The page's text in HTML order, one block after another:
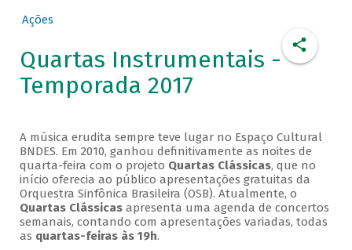
Ações
Quartas Instrumentais -
Temporada 2017
A música erudita sempre teve lugar no Espaço Cultural
BNDES. Em 2010, ganhou definitivamente as noites de
quarta-feira com o projeto Quartas Clássicas, que no
início oferecia ao público apresentações gratuitas da
Orquestra Sinfônica Brasileira (OSB). Atualmente, o
Quartas Clássicasapresenta uma agenda de concertos
semanais, contando com apresentações variadas, todas
as quartas-feiras às 19h.